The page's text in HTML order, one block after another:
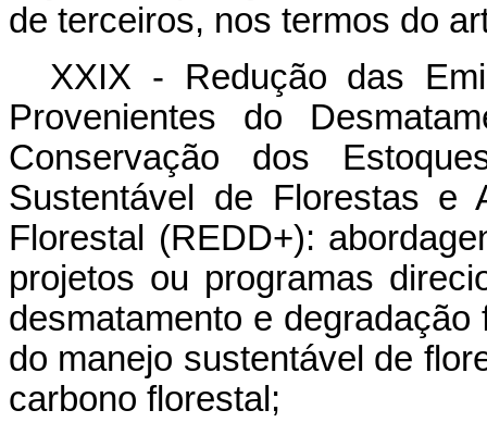
de terceiros, nos termos do
XXIX - Redução das
Provenientes do
Conservação dos
Sustentável de Florestas e
Florestal (REDD+):
projetos ou programas
desmatamento e
do manejo sustentável de
carbono florestal;